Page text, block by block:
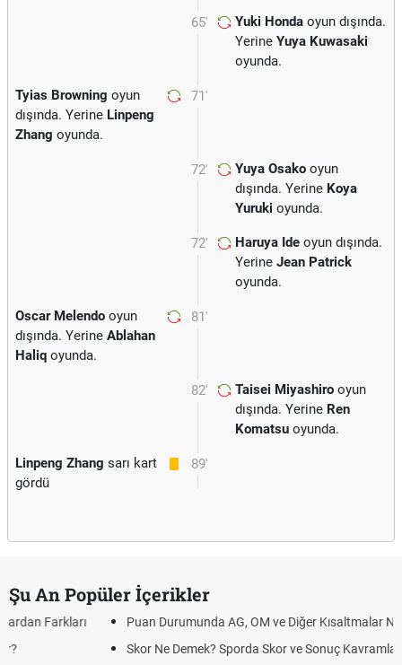
65' Yuki Honda oyun dışında.
Yerine Yuya Kuwasaki
oyunda.
71'
Tyias Browning oyun
dışında. Yerine Linpeng
Zhang oyunda.
72' Yuya Osako oyun
dışında. Yerine Koya
Yuruki oyunda.
72' Haruya Ide oyun dışında.
Yerine Jean Patrick
oyunda.
81'
Oscar Melendo oyun
dışında. Yerine Ablahan
Haliq oyunda.
82' Taisei Miyashiro oyun
dışında. Yerine Ren
Komatsu oyunda.
89'
Linpeng Zhang sarı kart
gördü
Şu An Popüler İçerikler
Puan Durumunda AG, OM ve Diğer Kısaltmalar Ne Anlama Gelir?
Skor Ne Demek? Sporda Skor ve Sonuç Kavramları